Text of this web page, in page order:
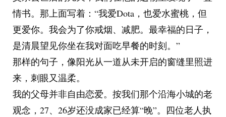
情书。那上面写着：“我爱Dota，也爱水蜜桃，但
更爱你。我会为了你戒烟、减肥。最幸福的日子，
是清晨望见你坐在我对面吃早餐的时刻。”
那样的句子，像阳光从一道从未开启的窗缝里照进
来，刺眼又温柔。
我的父母并非自由恋爱。按我们那个沿海小城的老
观念，27、26岁还没成家已经算“晚”。四位老人执